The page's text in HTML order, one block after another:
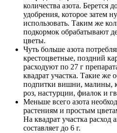
количества азота. Берется
удобрения, которое затем
использовать. Таким же
подкормок обрабатывают
цветы.
Чуть больше азота
крестоцветные, поздний
расходуют по 27 г
квадрат участка. Такие же
подпитки вишни, малины,
роз, настурции, фиалок и
Меньше всего азота
растениям и простым
На квадрат участка расход
составляет до 6 г.